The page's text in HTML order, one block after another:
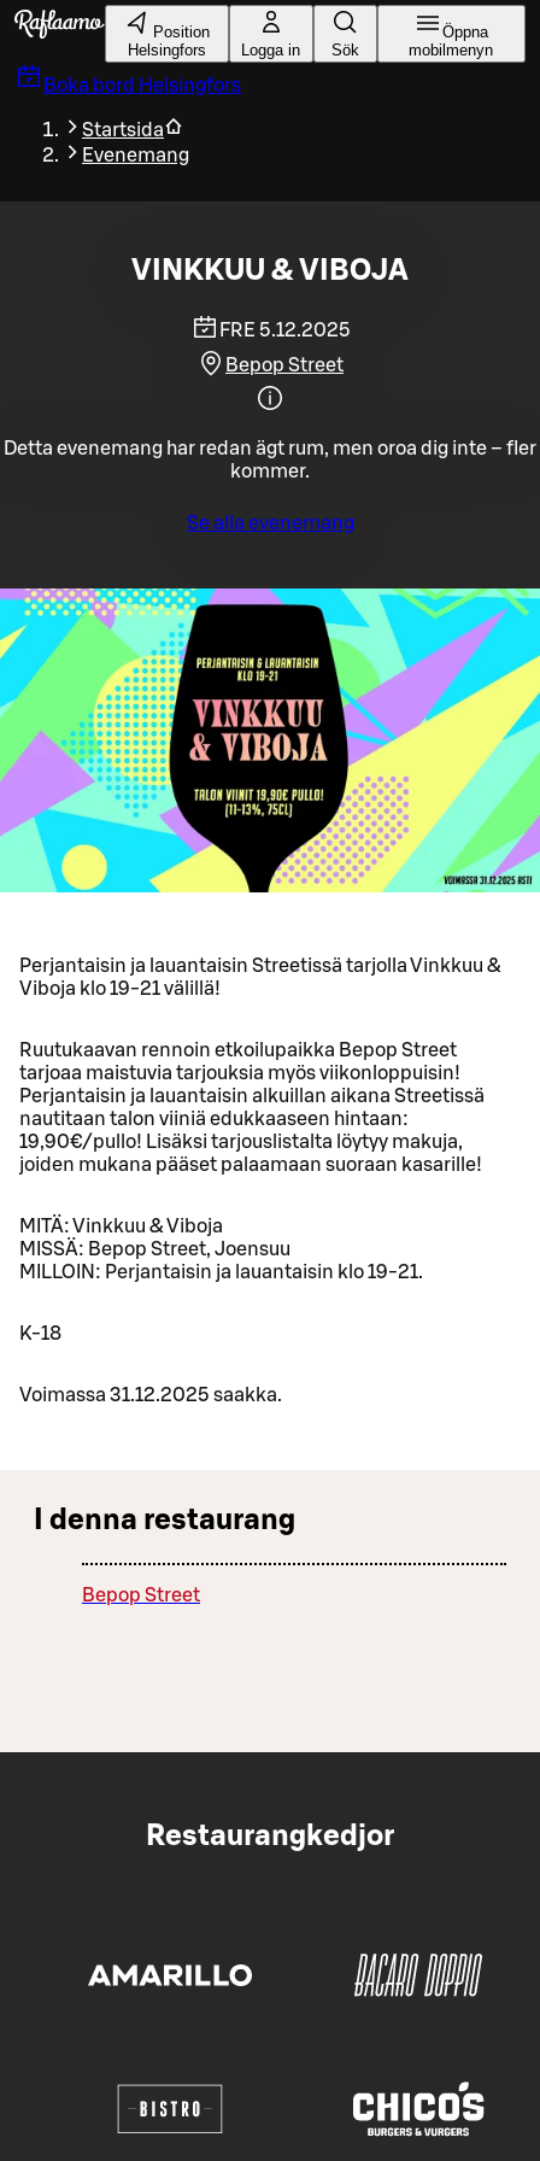
Gå till huvudinnehållet
Position
Helsingfors
Logga in Sök
Öppna
mobilmenyn
Boka bord Helsingfors
Startsida
Evenemang
VINKKUU & VIBOJA
FRE 5.12.2025
Bepop Street
Detta evenemang har redan ägt rum, men oroa dig inte – fler
kommer.
Se alla evenemang
Perjantaisin ja lauantaisin Streetissä tarjolla Vinkkuu &
Viboja klo 19-21 välillä!
Ruutukaavan rennoin etkoilupaikka Bepop Street
tarjoaa maistuvia tarjouksia myös viikonloppuisin!
Perjantaisin ja lauantaisin alkuillan aikana Streetissä
nautitaan talon viiniä edukkaaseen hintaan:
19,90€/pullo! Lisäksi tarjouslistalta löytyy makuja,
joiden mukana pääset palaamaan suoraan kasarille!
MITÄ: Vinkkuu & Viboja
MISSÄ: Bepop Street, Joensuu
MILLOIN: Perjantaisin ja lauantaisin klo 19-21.
K-18
Voimassa 31.12.2025 saakka.
I denna restaurang
Bepop Street
Restaurangkedjor